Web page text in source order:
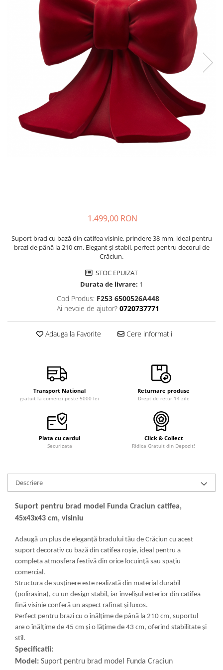
1.499,00 RON
Suport brad cu bază din catifea visinie, prindere 38 mm, ideal pentru
brazi de până la 210 cm. Elegant și stabil, perfect pentru decorul de
Crăciun.
STOC EPUIZAT
Durata de livrare: 1
Cod Produs: F253 6500526A448
Ai nevoie de ajutor? 0720737771
Adauga la Favorite Cere informatii
Transport National
gratuit la comenzi peste 5000 lei
Returnare produse
Drept de retur 14 zile
Plata cu cardul
Securizata
Click & Collect
Ridica Gratuit din Depozit!
Descriere
Suport pentru brad model Funda Craciun catifea,
45x43x43 cm, visiniu
Adaugă un plus de eleganță bradului tău de Crăciun cu acest
suport decorativ cu bază din catifea roșie, ideal pentru a
completa atmosfera festivă din orice locuință sau spațiu
comercial.
Structura de susținere este realizată din material durabil
(polirasina), cu un design stabil, iar învelișul exterior din catifea
fină visinie conferă un aspect rafinat și luxos.
Perfect pentru brazi cu o înălțime de până la 210 cm, suportul
are o înălțime de 45 cm și o lățime de 43 cm, oferind stabilitate și
stil.
Specificatii:
Model: Suport pentru brad model Funda Craciun